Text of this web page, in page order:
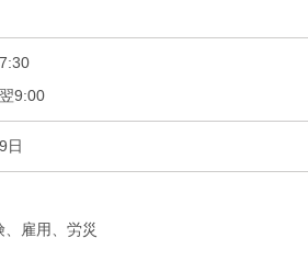
9:00
日
、雇用、労災